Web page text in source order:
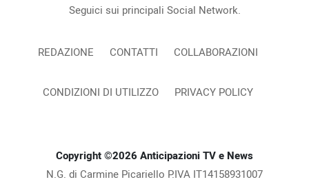
Seguici sui principali Social Network.
REDAZIONE CONTATTI COLLABORAZIONI
CONDIZIONI DI UTILIZZO PRIVACY POLICY
Copyright ©2026 Anticipazioni TV e News
N.G. di Carmine Picariello P.IVA IT14158931007